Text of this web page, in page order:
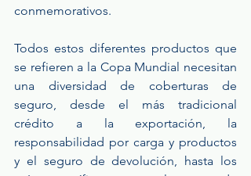
conmemorativos.
Todos estos diferentes productos que
se refieren a la Copa Mundial necesitan
una diversidad de coberturas de
seguro, desde el más tradicional
crédito a la exportación, la
responsabilidad por carga y productos
y el seguro de devolución, hasta los